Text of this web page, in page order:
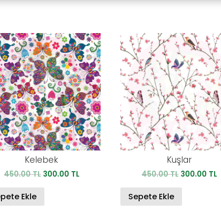
Kelebek
450.00TL Orijinal
300.00 TLŞu
Ekle
Kuşlar
450.00TL Orijinal
300.00 TLŞu
Sepete Ekle